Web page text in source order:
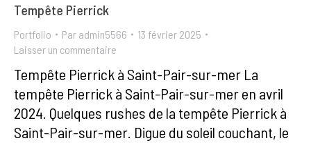
Tempête Pierrick
Portfolio Par admin5566
13 février 2025
Laisser un commentaire
Tempête Pierrick à Saint-Pair-sur-mer La
tempête Pierrick à Saint-Pair-sur-mer en avril
2024. Quelques rushes de la tempête Pierrick à
Saint-Pair-sur-mer. Digue du soleil couchant, le